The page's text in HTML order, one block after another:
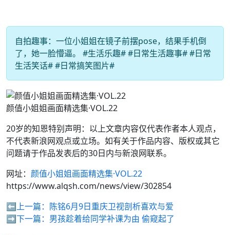
自拍趣事：一位小姐姐在镜子前摆pose，结果手机倒
了，她一脸懵逼。 #生活乐趣# #日常生活趣事# #日常
生活笑话# #日常搞笑图片#
颜值小姐姐画面精选集·VOL.22
20岁的知恩特别声明：以上文章内容仅代表作者本人观点，
不代表新浪网观点或立场。如有关于作品内容、版权或其它
问题请于作品发表后的30日内与新浪网联系。
网址： 颜值小姐姐画面精选集·VOL.22
https://www.alqsh.com/news/view/302854
⬅️上一篇： 陈铭6月9日重庆卫视剖析喜欢与爱
➡️下一篇： 男孩趁着给同学补课为由 偷窥起了